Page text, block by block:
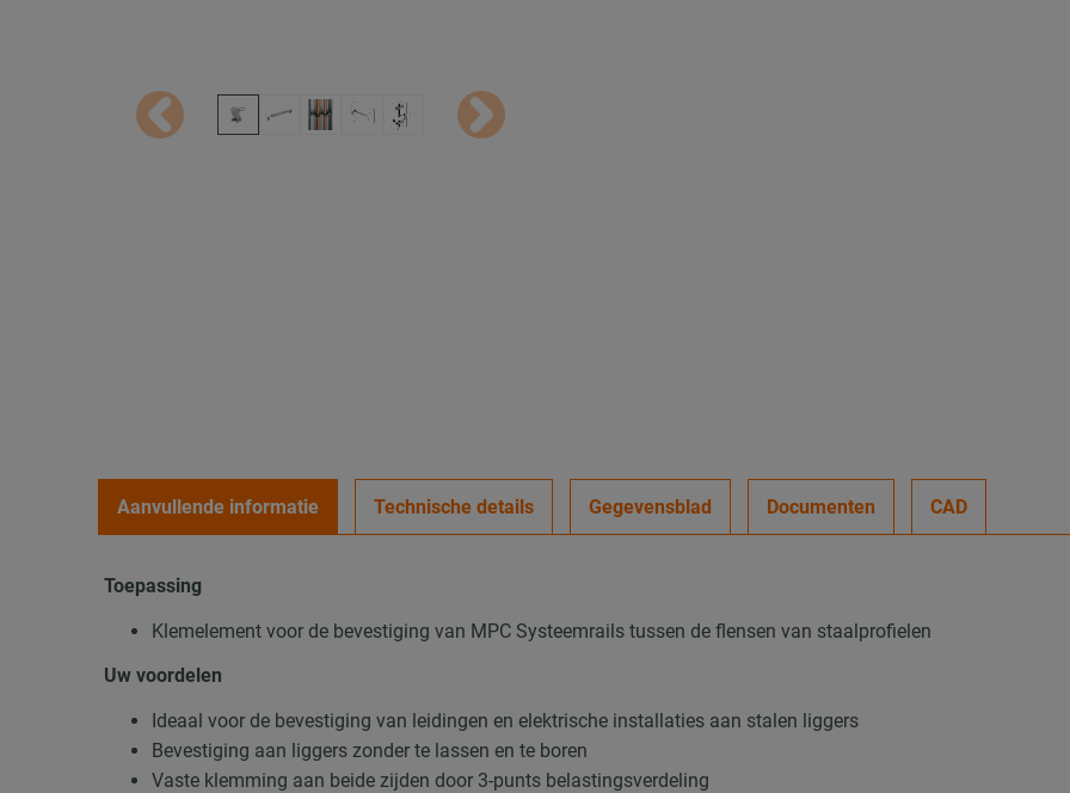
Aanvullende informatie Technische details Gegevensblad Documenten CAD
Toepassing
Klemelement voor de bevestiging van MPC Systeemrails tussen de flensen van staalprofielen
Uw voordelen
Ideaal voor de bevestiging van leidingen en elektrische installaties aan stalen liggers
Bevestiging aan liggers zonder te lassen en te boren
Vaste klemming aan beide zijden door 3-punts belastingsverdeling